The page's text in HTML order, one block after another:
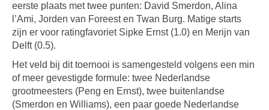
eerste plaats met twee punten: David Smerdon, Alina
l’Ami, Jorden van Foreest en Twan Burg. Matige starts
zijn er voor ratingfavoriet Sipke Ernst (1.0) en Merijn van
Delft (0.5).
Het veld bij dit toernooi is samengesteld volgens een min
of meer gevestigde formule: twee Nederlandse
grootmeesters (Peng en Ernst), twee buitenlandse
(Smerdon en Williams), een paar goede Nederlandse